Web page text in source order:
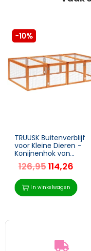
-10%
TRUUSK Buitenverblijf
voor Kleine Dieren –
Konijnenhok van
Dennenhout –
Natuurlijke uitstraling –
Afmetingen
181x100x48cm
126,95114,26
In winkelwagen